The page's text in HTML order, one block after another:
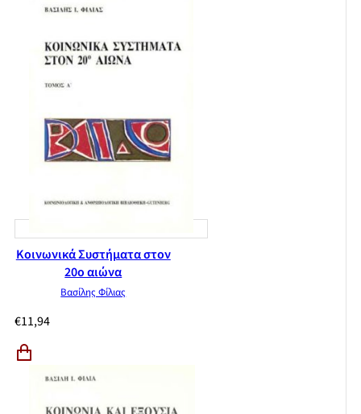
Βιβλιογραφία
Κοινωνικά Συστήματα στον
20ο αιώνα
Βασίλης Φίλιας
€11,94